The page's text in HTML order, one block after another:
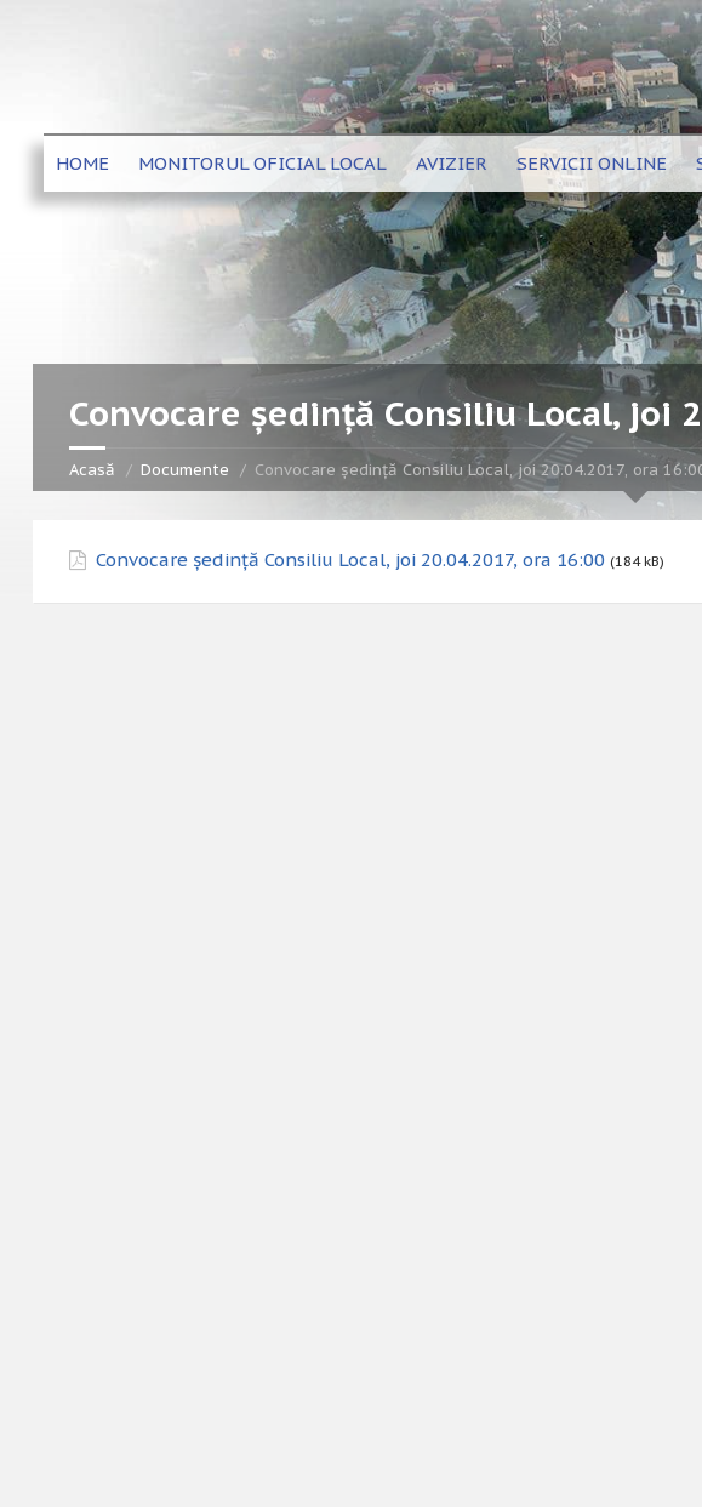
HOME MONITORUL OFICIAL LOCAL AVIZIER SERVICII ONLINE
Convocare ședință Consiliu Local, joi
Acasă Documente Convocare ședință Consiliu Local, joi 20.04.2017, ora
Convocare ședință Consiliu Local, joi 20.04.2017, ora 16:00 (184 kB)